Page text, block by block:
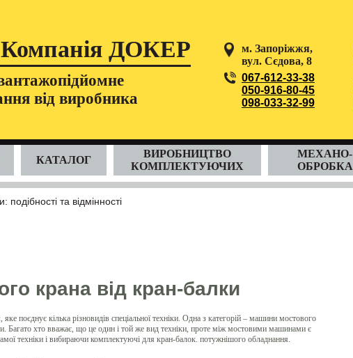
ДОКЕР
від виробника
м. Запоріжжя,
вул. Сєдова, 8
067-612-33-38
050-916-80-45
098-033-32-99
КАТАЛОГ
ВИРОБНИЦТВО
КОМПЛЕКТУЮЧИХ
МЕХАНО-
ОБРОБКА
та відмінності
крана від кран-балки
поєднує кілька різновидів спеціальної техніки. Одна з категорій – машини мостового
Багато хто вважає, що це один і той же вид техніки, проте між мостовими машинами є
техніки і вибираючи комплектуючі для кран-балок. потужнішого обладнання.